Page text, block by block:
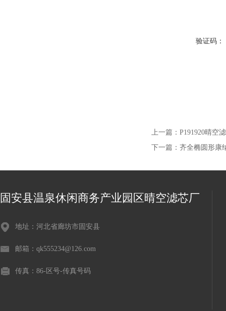
验证码：
上一篇： P191920晴空
下一篇： 齐全椭圆形康
固安县温泉休闲商务产业园区晴空滤芯厂
地址：河北省廊坊市固安县
邮箱：qk555234@126.com
传真：86-区号-传真号码